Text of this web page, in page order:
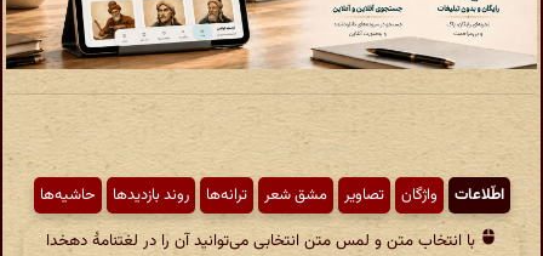
اطّلاعات واژگان تصاویر مشق شعر ترانه‌ها روند بازدیدها حاشیه‌ها
با انتخاب متن و لمس متن انتخابی می‌توانید آن را در لغتنامهٔ دهخدا